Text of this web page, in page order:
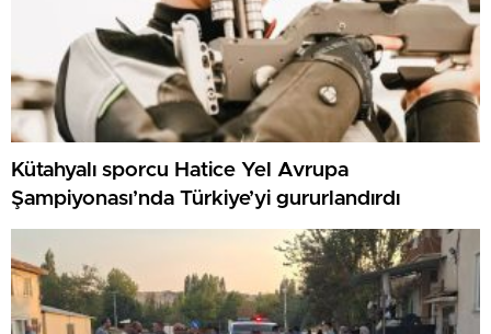
Kütahyalı sporcu Hatice Yel Avrupa
Şampiyonası’nda Türkiye’yi gururlandırdı